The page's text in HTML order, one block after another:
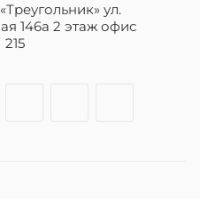
ул.
146а 2 этаж офис
215